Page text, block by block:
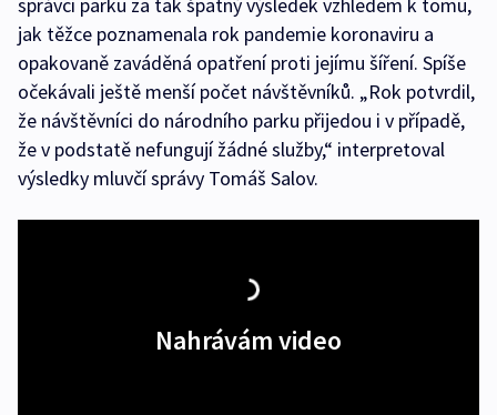
správci parku za tak špatný výsledek vzhledem k tomu,
jak těžce poznamenala rok pandemie koronaviru a
opakovaně zaváděná opatření proti jejímu šíření. Spíše
očekávali ještě menší počet návštěvníků. „Rok potvrdil,
že návštěvníci do národního parku přijedou i v případě,
že v podstatě nefungují žádné služby,“ interpretoval
výsledky mluvčí správy Tomáš Salov.
Nahrávám video